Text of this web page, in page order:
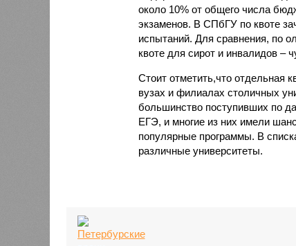
около 10% от общего числа
экзаменов. В СПбГУ по квоте
испытаний. Для сравнения, по
квоте для сирот и инвалидов –
Стоит отметить,что отдельная
вузах и филиалах столичных
большинство поступивших по
ЕГЭ, и многие из них имели
популярные программы. В
различные университеты.